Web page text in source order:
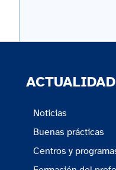
ACTUALIDAD
Noticias
Buenas prácticas
Centros y